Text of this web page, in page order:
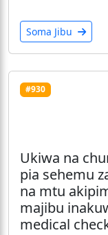
Soma Jibu
#930
Ukiwa na
pia sehemu
na mtu
majibu
medical